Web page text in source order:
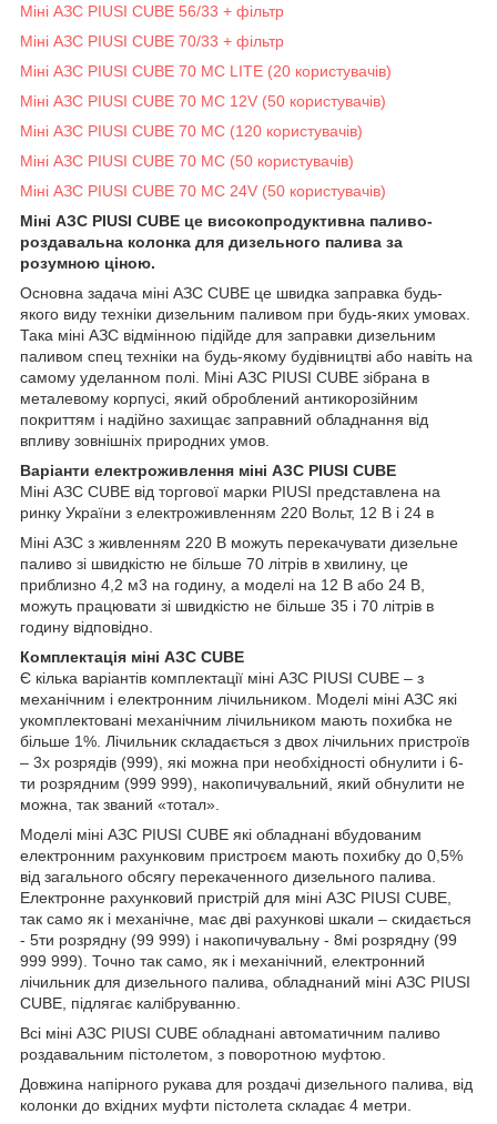
Міні АЗС PIUSI CUBE 56/33 + фільтр
Міні АЗС PIUSI CUBE 70/33 + фільтр
Міні АЗС PIUSI CUBE 70 MC LITE (20 користувачів)
Міні АЗС PIUSI CUBE 70 MC 12V (50 користувачів)
Міні АЗС PIUSI CUBE 70 MC (120 користувачів)
Міні АЗС PIUSI CUBE 70 MC (50 користувачів)
Міні АЗС PIUSI CUBE 70 MC 24V (50 користувачів)
Міні АЗС PIUSI CUBE це високопродуктивна паливо-
роздавальна колонка для дизельного палива за
розумною ціною.
Основна задача міні АЗС CUBE це швидка заправка будь-
якого виду техніки дизельним паливом при будь-яких умовах.
Така міні АЗС відмінною підійде для заправки дизельним
паливом спец техніки на будь-якому будівництві або навіть на
самому уделанном полі. Міні АЗС PIUSI CUBE зібрана в
металевому корпусі, який оброблений антикорозійним
покриттям і надійно захищає заправний обладнання від
впливу зовнішніх природних умов.
Варіанти електроживлення міні АЗС PIUSI CUBE
Міні АЗС CUBE від торгової марки PIUSI представлена на
ринку України з електроживленням 220 Вольт, 12 В і 24 в
Міні АЗС з живленням 220 В можуть перекачувати дизельне
паливо зі швидкістю не більше 70 літрів в хвилину, це
приблизно 4,2 м3 на годину, а моделі на 12 В або 24 В,
можуть працювати зі швидкістю не більше 35 і 70 літрів в
годину відповідно.
Комплектація міні АЗС CUBE
Є кілька варіантів комплектації міні АЗС PIUSI CUBE – з
механічним і електронним лічильником. Моделі міні АЗС які
укомплектовані механічним лічильником мають похибка не
більше 1%. Лічильник складається з двох лічильних пристроїв
– 3х розрядів (999), які можна при необхідності обнулити і 6-
ти розрядним (999 999), накопичувальний, який обнулити не
можна, так званий «тотал».
Моделі міні АЗС PIUSI CUBE які обладнані вбудованим
електронним рахунковим пристроєм мають похибку до 0,5%
від загального обсягу перекаченного дизельного палива.
Електронне рахунковий пристрій для міні АЗС PIUSI CUBE,
так само як і механічне, має дві рахункові шкали – скидається
- 5ти розрядну (99 999) і накопичувальну - 8мі розрядну (99
999 999). Точно так само, як і механічний, електронний
лічильник для дизельного палива, обладнаний міні АЗС PIUSI
CUBE, підлягає калібруванню.
Всі міні АЗС PIUSI CUBE обладнані автоматичним паливо
роздавальним пістолетом, з поворотною муфтою.
Довжина напірного рукава для роздачі дизельного палива, від
колонки до вхідних муфти пістолета складає 4 метри.